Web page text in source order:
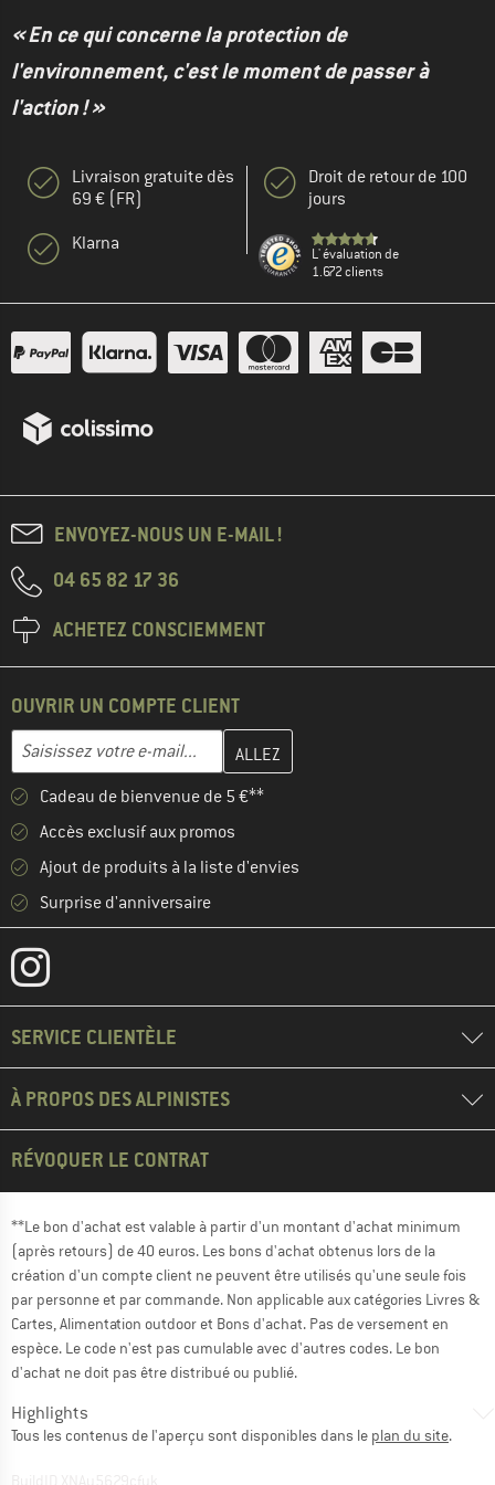
« En ce qui concerne la protection de
l'environnement, c'est le moment de passer à
l'action ! »
Livraison gratuite dès
69 € (FR)
Klarna
Droit de retour de 100
jours
L' évaluation de
1.672 clients
ENVOYEZ-NOUS UN E-MAIL !
04 65 82 17 36
ACHETEZ CONSCIEMMENT
OUVRIR UN COMPTE CLIENT
Adresse e-mail
Entrez votre adresse e-mail ici et créez votre compte client à la
Cadeau de bienvenue de 5 €**
Accès exclusif aux promos
Ajout de produits à la liste d'envies
Surprise d'anniversaire
SERVICE CLIENTÈLE
À PROPOS DES ALPINISTES
RÉVOQUER LE CONTRAT
**Le bon d'achat est valable à partir d'un montant d'achat minimum
(après retours) de 40 euros. Les bons d'achat obtenus lors de la
création d'un compte client ne peuvent être utilisés qu'une seule fois
par personne et par commande. Non applicable aux catégories Livres &
Cartes, Alimentation outdoor et Bons d'achat. Pas de versement en
espèce. Le code n'est pas cumulable avec d'autres codes. Le bon
d'achat ne doit pas être distribué ou publié.
Highlights
Tous les contenus de l'aperçu sont disponibles dans le plan du site.